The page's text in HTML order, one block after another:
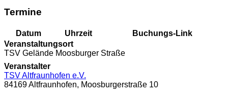
Termine
Datum Uhrzeit
Buchungs-Link
Veranstaltungsort
TSV Gelände Moosburger Straße
Veranstalter
TSV Altfraunhofen e.V.
84169 Altfraunhofen, Moosburgerstraße 10